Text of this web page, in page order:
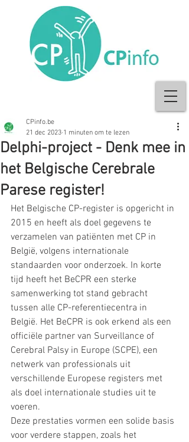
Delphi-project - Denk mee in
het Belgische Cerebrale
Parese register!
CPinfo.be
21 dec 2023 1 minuten om te lezen
Het Belgische CP-register is opgericht in
2015 en heeft als doel gegevens te
verzamelen van patiënten met CP in
België, volgens internationale
standaarden voor onderzoek. In korte
tijd heeft het BeCPR een sterke
samenwerking tot stand gebracht
tussen alle CP-referentiecentra in
België. Het BeCPR is ook erkend als een
officiële partner van Surveillance of
Cerebral Palsy in Europe (SCPE), een
netwerk van professionals uit
verschillende Europese registers met
als doel internationale studies uit te
voeren.
Deze prestaties vormen een solide basis
voor verdere stappen, zoals het